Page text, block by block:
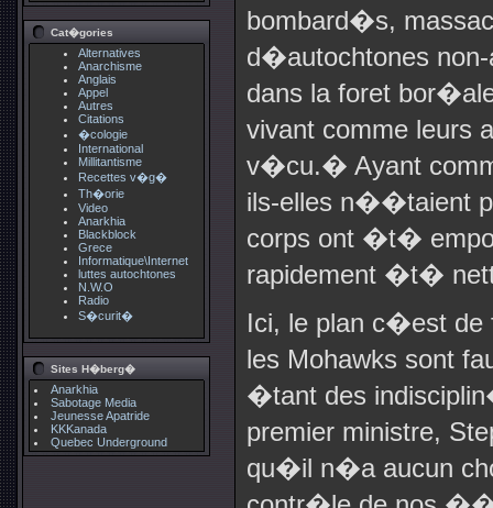
Cat�gories
Alternatives
Anarchisme
Anglais
Appel
Autres
Citations
�cologie
International
Millitantisme
Recettes v�g�
Th�orie
Video
Anarkhia
Blackblock
Grece
Informatique\Internet
luttes autochtones
N.W.O
Radio
S�curit�
Sites H�berg�
Anarkhia
Sabotage Media
Jeunesse Apatride
KKKanada
Quebec Underground
bombard�s,
d�autochtones
dans la foret
vivant comme leurs
v�cu.� Ayant
ils-elles n��taient
corps ont �t�
rapidement �t�
Ici, le plan c�est de
les Mohawks sont
�tant des
premier ministre,
qu�il n�a aucun